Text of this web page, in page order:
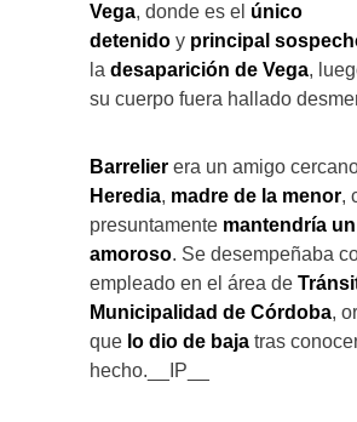
Vega, donde es el único
detenido y principal
la desaparición de Vega,
su cuerpo fuera hallado
Barrelier era un amigo
Heredia, madre de la menor,
presuntamente mantendría
amoroso. Se desempeñaba
empleado en el área de
Municipalidad de Córdoba,
que lo dio de baja tras
hecho.__IP__